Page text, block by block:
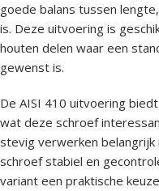
goede balans tussen
is. Deze uitvoering is
houten delen waar een
gewenst is.
De AISI 410 uitvoering
wat deze schroef
stevig verwerken belangrijk
schroef stabiel en
variant een praktische